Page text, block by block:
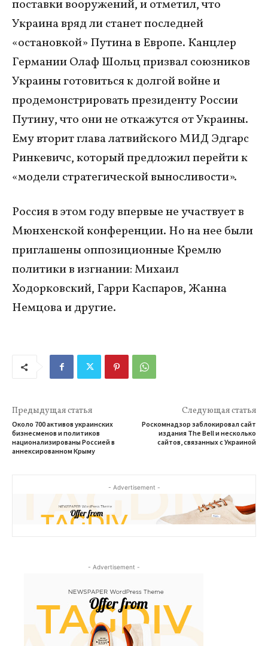
поставки вооружений, и отметил, что
Украина вряд ли станет последней
«остановкой» Путина в Европе. Канцлер
Германии Олаф Шольц призвал союзников
Украины готовиться к долгой войне и
продемонстрировать президенту России
Путину, что они не откажутся от Украины.
Ему вторит глава латвийского МИД Эдгарс
Ринкевичс, который предложил перейти к
«модели стратегической выносливости».
Россия в этом году впервые не участвует в
Мюнхенской конференции. Но на нее были
приглашены оппозиционные Кремлю
политики в изгнании: Михаил
Ходорковский, Гарри Каспаров, Жанна
Немцова и другие.
Предыдущая статья
Около 700 активов украинских
бизнесменов и политиков
национализированы Россией в
аннексированном Крыму
Следующая статья
Роскомнадзор заблокировал сайт
издания The Bell и несколько
сайтов, связанных с Украиной
- Advertisement -
- Advertisement -